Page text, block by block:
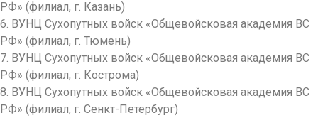
РФ» (филиал, г. Казань)
6. ВУНЦ Сухопутных войск «Общевойсковая академия ВС
РФ» (филиал, г. Тюмень)
7. ВУНЦ Сухопутных войск «Общевойсковая академия ВС
РФ» (филиал, г. Кострома)
8. ВУНЦ Сухопутных войск «Общевойсковая академия ВС
РФ» (филиал, г. Сенкт-Петербург)